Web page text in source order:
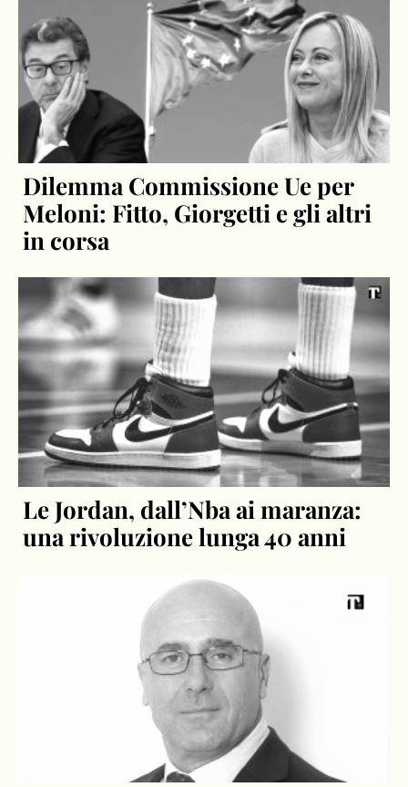
Dilemma Commissione Ue per
Meloni: Fitto, Giorgetti e gli altri
in corsa
Le Jordan, dall’Nba ai maranza:
una rivoluzione lunga 40 anni